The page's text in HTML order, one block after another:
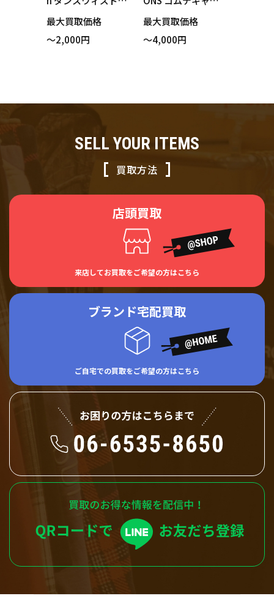
ゴン D2-462103 パ
ンツ ブラック サイ
最大買取価格
～2,000円
ソン GS100650 ス
カート ブラック ス
最大買取価格
～4,000円
SELL YOUR ITEMS
買取方法
店頭買取
来店してお買取をご希望の方はこちら
ブランド宅配買取
ご自宅での買取をご希望の方はこちら